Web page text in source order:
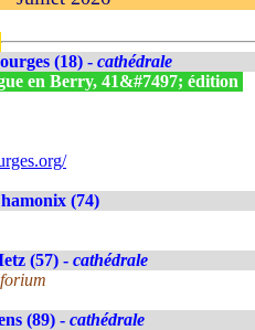
(18) - cathédrale
en Berry, 41&#7497; édition
(74)
(57) - cathédrale
(89) - cathédrale